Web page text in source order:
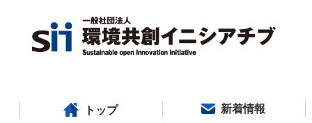
トップ 新着情報